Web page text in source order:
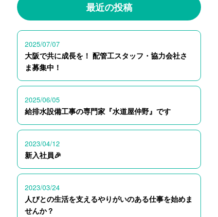
最近の投稿
2025/07/07
大阪で共に成長を！ 配管工スタッフ・協力会社さ
ま募集中！
2025/06/05
給排水設備工事の専門家『水道屋仲野』です
2023/04/12
新入社員🎉
2023/03/24
人びとの生活を支えるやりがいのある仕事を始めま
せんか？